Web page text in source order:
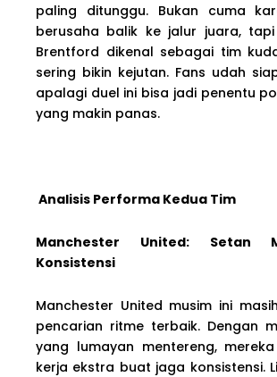
paling ditunggu. Bukan cuma
berusaha balik ke jalur juara,
Brentford dikenal sebagai tim
sering bikin kejutan. Fans udah
apalagi duel ini bisa jadi penentu
yang makin panas.
Analisis Performa Kedua Tim
Manchester United: Setan
Konsistensi
Manchester United musim ini
pencarian ritme terbaik. Dengan
yang lumayan mentereng,
kerja ekstra buat jaga konsistensi.